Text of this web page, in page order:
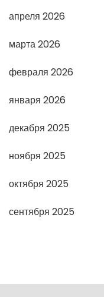
апреля 2026
марта 2026
февраля 2026
января 2026
декабря 2025
ноября 2025
октября 2025
сентября 2025